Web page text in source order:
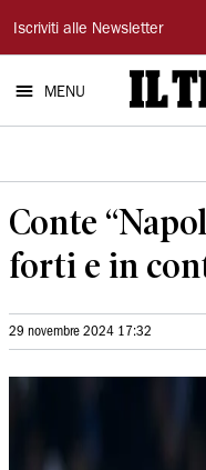
Il
Tirreno
Iscriviti alle Newsletter
MENU
Conte
forti e in
29 novembre 2024 17:32